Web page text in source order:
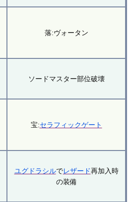
落:ヴォータン
ソードマスター部位破壊
宝:セラフィックゲート
ユグドラシルでレザード再加入時
の装備